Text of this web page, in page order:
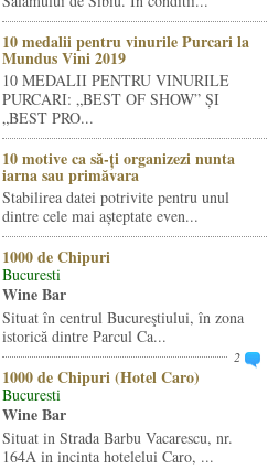
10 medalii pentru vinurile Purcari la
Mundus Vini 2019
10 MEDALII PENTRU VINURILE
PURCARI: „BEST OF SHOW” ȘI
„BEST PRO...
10 motive ca să-ți organizezi nunta
iarna sau primăvara
Stabilirea datei potrivite pentru unul
dintre cele mai așteptate even...
1000 de Chipuri
Bucuresti
Wine Bar
Situat în centrul Bucureştiului, în zona
istorică dintre Parcul Ca...
2
1000 de Chipuri (Hotel Caro)
Bucuresti
Wine Bar
Situat in Strada Barbu Vacarescu, nr.
164A in incinta hotelelui Caro, ...